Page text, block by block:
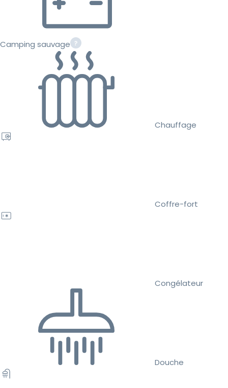
Camping sauvage
Chauffage
Coffre-fort
Congélateur
Douche